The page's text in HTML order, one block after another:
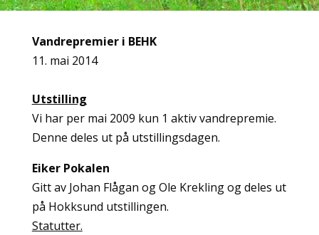
Vandrepremier i BEHK
11. mai 2014
Utstilling
Vi har per mai 2009 kun 1 aktiv vandrepremie.
Denne deles ut på utstillingsdagen.
Eiker Pokalen
Gitt av Johan Flågan og Ole Krekling og deles ut
på Hokksund utstillingen.
Statutter.